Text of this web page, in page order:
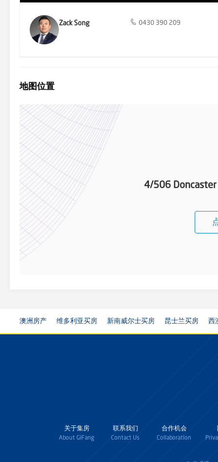
Zack Song 0430 390 209
地图位置
4/506 Doncaster
澳洲房产 维多利亚买房 新南威尔士买房 昆士兰买房 西
关于集房
About GiFang
联系我们
Contact Us
合作机会
Collaboration